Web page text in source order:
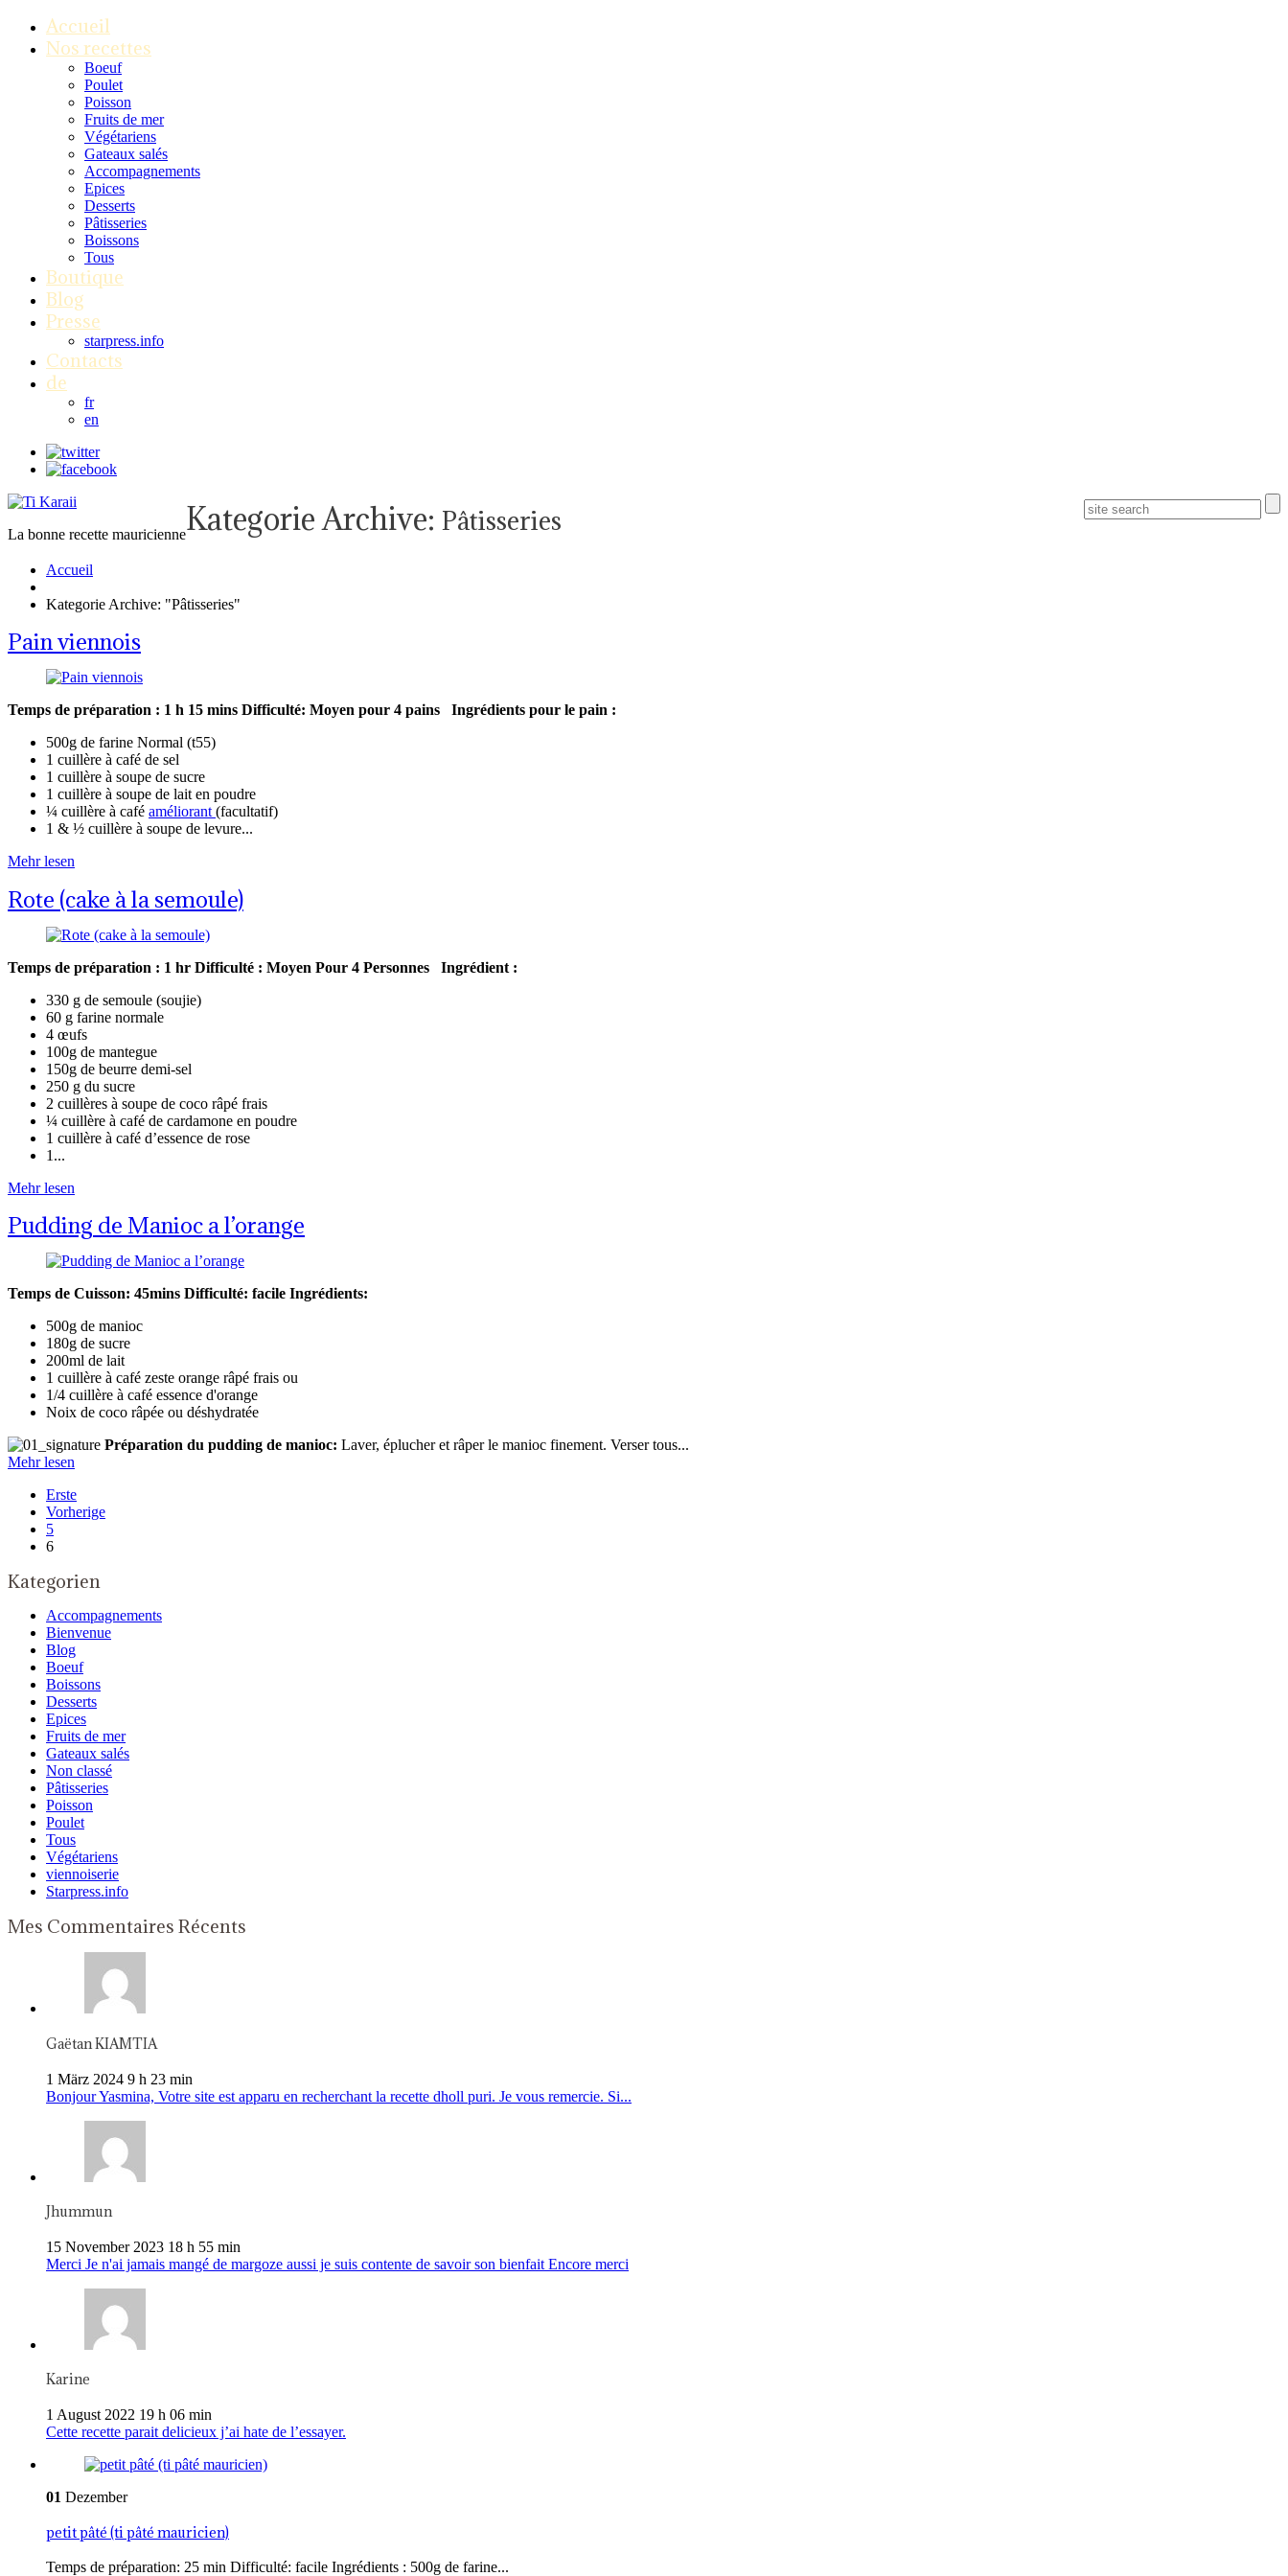
Accueil
Nos recettes
Boeuf
Poulet
Poisson
Fruits de mer
Végétariens
Gateaux salés
Accompagnements
Epices
Desserts
Pâtisseries
Boissons
Tous
Boutique
Blog
Presse
starpress.info
Contacts
de
fr
en
La bonne recette mauricienneKategorie Archive: Pâtisseries
Accueil
Kategorie Archive: "Pâtisseries"
Pain viennois
Temps de préparation : 1 h 15 mins Difficulté: Moyen pour 4 pains
Ingrédients pour le pain :
500g de farine Normal (t55)
1 cuillère à café de sel
1 cuillère à soupe de sucre
1 cuillère à soupe de lait en poudre
¼ cuillère à café améliorant (facultatif)
1 & ½ cuillère à soupe de levure...
Mehr lesen
Rote (cake à la semoule)
Temps de préparation : 1 hr Difficulté : Moyen Pour 4 Personnes
Ingrédient :
330 g de semoule (soujie)
60 g farine normale
4 œufs
100g de mantegue
150g de beurre demi-sel
250 g du sucre
2 cuillères à soupe de coco râpé frais
¼ cuillère à café de cardamone en poudre
1 cuillère à café d’essence de rose
1...
Mehr lesen
Pudding de Manioc a l’orange
Temps de Cuisson: 45mins Difficulté: facile Ingrédients:
500g de manioc
180g de sucre
200ml de lait
1 cuillère à café zeste orange râpé frais ou
1/4 cuillère à café essence d'orange
Noix de coco râpée ou déshydratée
Préparation du pudding de manioc: Laver, éplucher et râper le manioc finement. Verser tous...
Mehr lesen
Erste
Vorherige
5
6
Kategorien
Accompagnements
Bienvenue
Blog
Boeuf
Boissons
Desserts
Epices
Fruits de mer
Gateaux salés
Non classé
Pâtisseries
Poisson
Poulet
Tous
Végétariens
viennoiserie
Starpress.info
Mes Commentaires Récents
Gaëtan KIAMTIA
1 März 2024 9 h 23 min
Bonjour Yasmina, Votre site est apparu en recherchant la recette dholl puri. Je vous remercie. Si...
Jhummun
15 November 2023 18 h 55 min
Merci Je n'ai jamais mangé de margoze aussi je suis contente de savoir son bienfait Encore merci
Karine
1 August 2022 19 h 06 min
Cette recette parait delicieux j’ai hate de l’essayer.
01 Dezember
petit pâté (ti pâté mauricien)
Temps de préparation: 25 min Difficulté: facile Ingrédients : 500g de farine...